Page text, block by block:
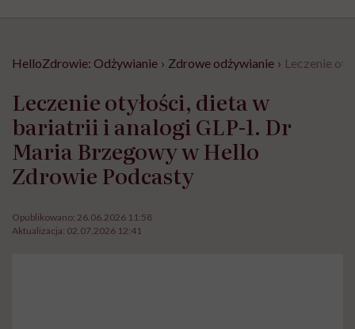
HelloZdrowie: Odżywianie › Zdrowe odżywianie › Leczenie
Leczenie otyłości, dieta w
bariatrii i analogi GLP-1. Dr
Maria Brzegowy w Hello
Zdrowie Podcasty
Opublikowano: 26.06.2026 11:58
Aktualizacja: 02.07.2026 12:41